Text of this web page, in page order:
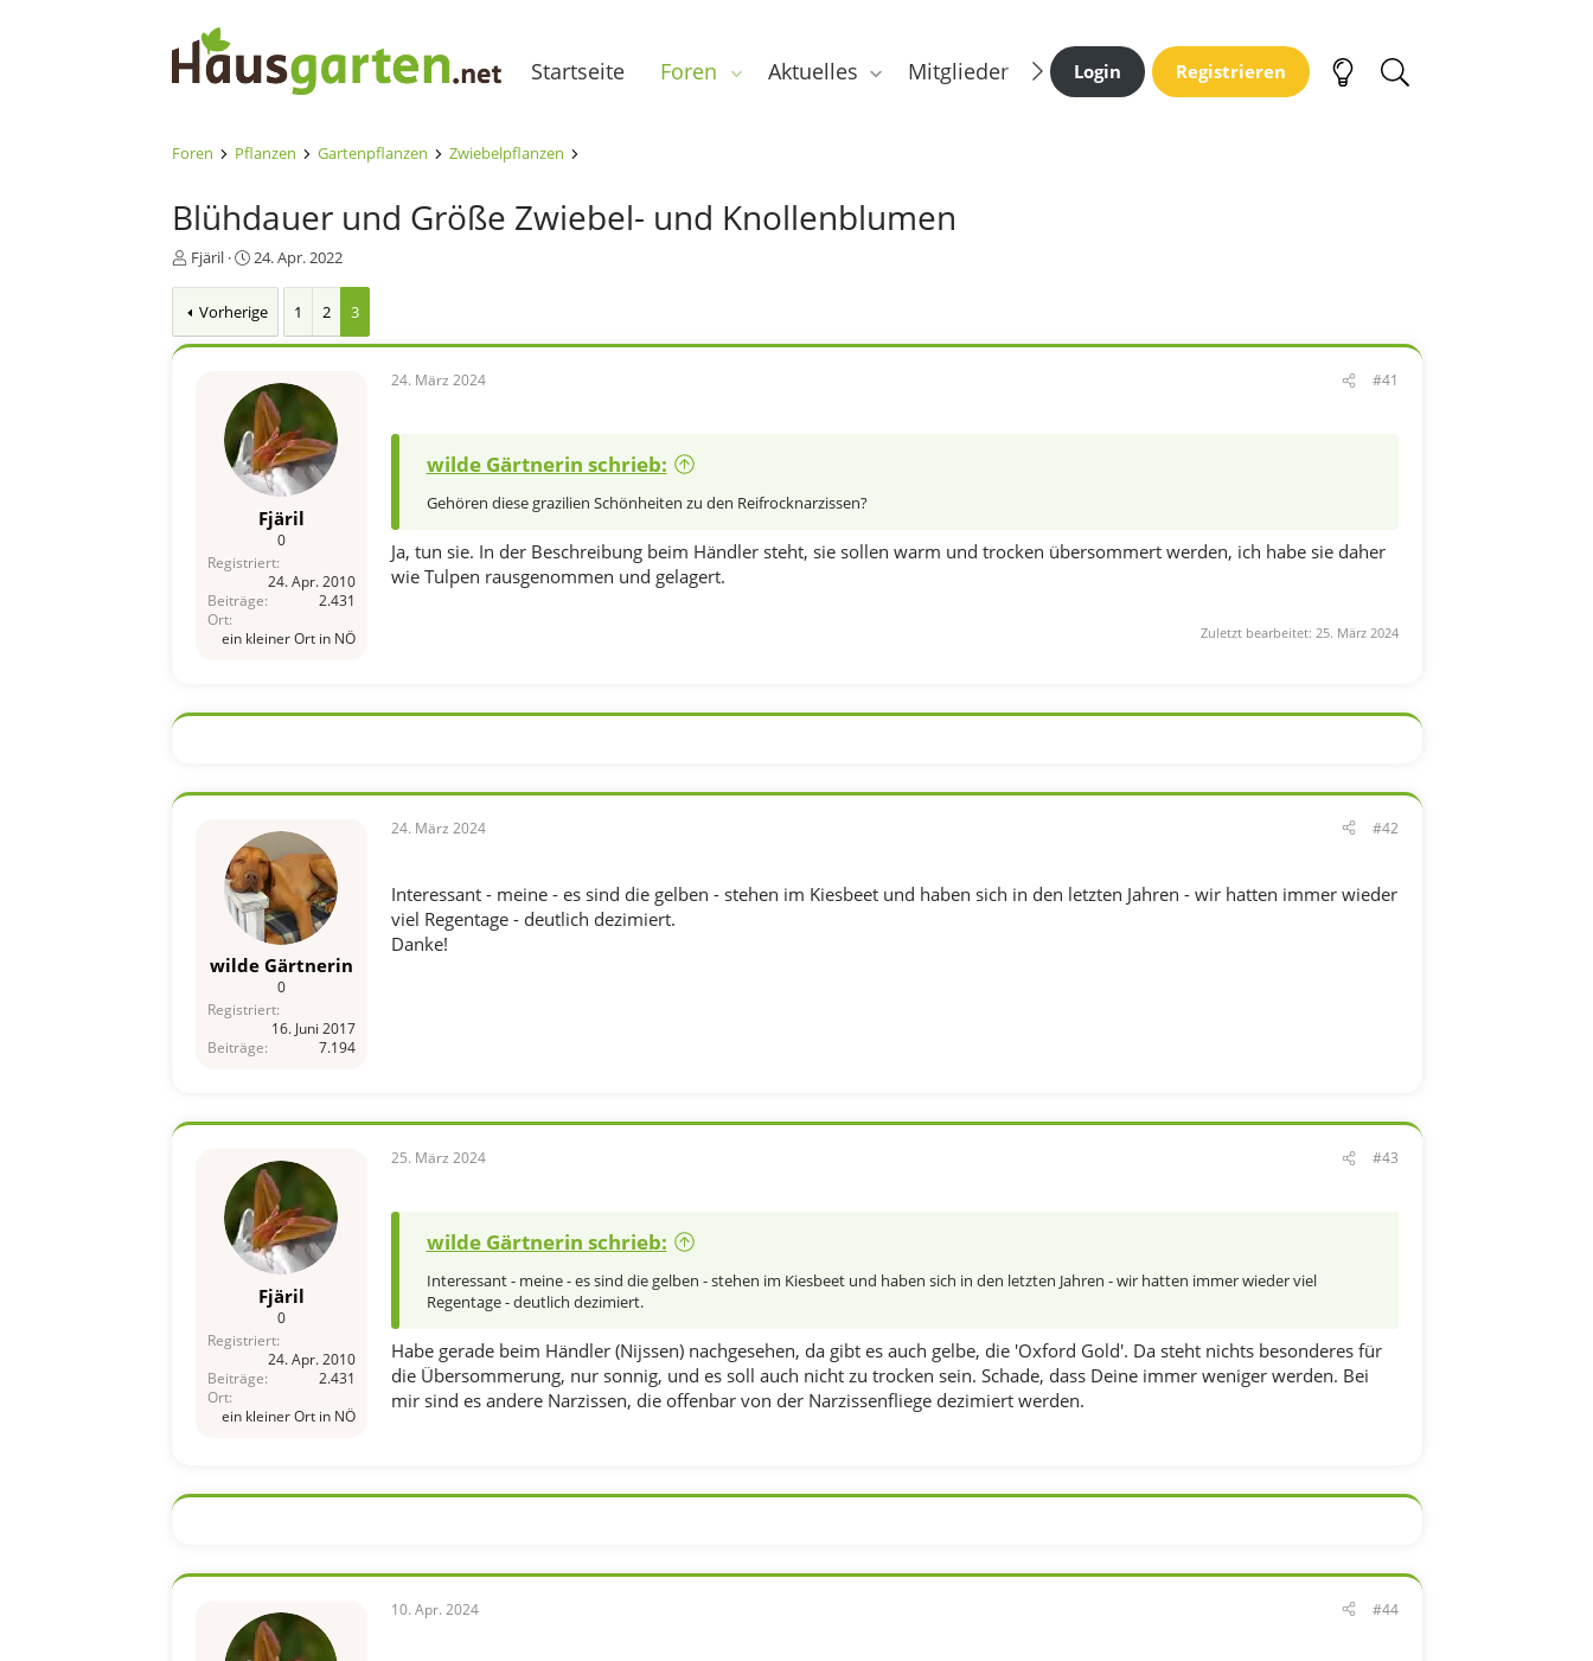
Startseite Foren Aktuelles Mitglieder Login Registrieren
Foren Pflanzen Gartenpflanzen Zwiebelpflanzen
Blühdauer und Größe Zwiebel- und Knollenblumen
E
t
e
Fjäril
E
t
e
l
t
a
m
24. Apr. 2022
Vorherige 1 2 3
Fjäril
0
Registriert
24. Apr. 2010
Beiträge
2.431
Ort
ein kleiner Ort in NÖ
24. März 2024 #41
wilde Gärtnerin schrieb:
Gehören diese grazilien Schönheiten zu den Reifrocknarzissen?
Ja, tun sie. In der Beschreibung beim Händler steht, sie sollen warm und trocken übersommert werden, ich habe sie daher
wie Tulpen rausgenommen und gelagert.
Zuletzt bearbeitet: 25. März 2024
wilde Gärtnerin
0
Registriert
16. Juni 2017
Beiträge
7.194
24. März 2024 #42
Interessant - meine - es sind die gelben - stehen im Kiesbeet und haben sich in den letzten Jahren - wir hatten immer wieder
viel Regentage - deutlich dezimiert.
Danke!
Fjäril
0
Registriert
24. Apr. 2010
Beiträge
2.431
Ort
ein kleiner Ort in NÖ
25. März 2024 #43
wilde Gärtnerin schrieb:
Interessant - meine - es sind die gelben - stehen im Kiesbeet und haben sich in den letzten Jahren - wir hatten immer wieder viel
Regentage - deutlich dezimiert.
Habe gerade beim Händler (Nijssen) nachgesehen, da gibt es auch gelbe, die 'Oxford Gold'. Da steht nichts besonderes für
die Übersommerung, nur sonnig, und es soll auch nicht zu trocken sein. Schade, dass Deine immer weniger werden. Bei
mir sind es andere Narzissen, die offenbar von der Narzissenfliege dezimiert werden.
10. Apr. 2024 #44